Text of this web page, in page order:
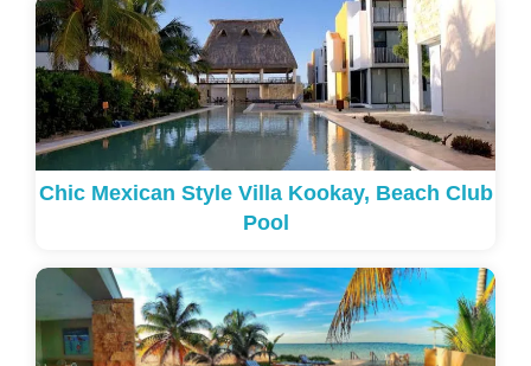
Chic Mexican Style Villa Kookay, Beach Club
Pool